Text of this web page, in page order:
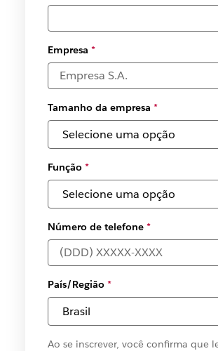
Empresa *
Tamanho da empresa *
Função*
Número de telefone*
País/Região*
Ao se inscrever, você confirma que